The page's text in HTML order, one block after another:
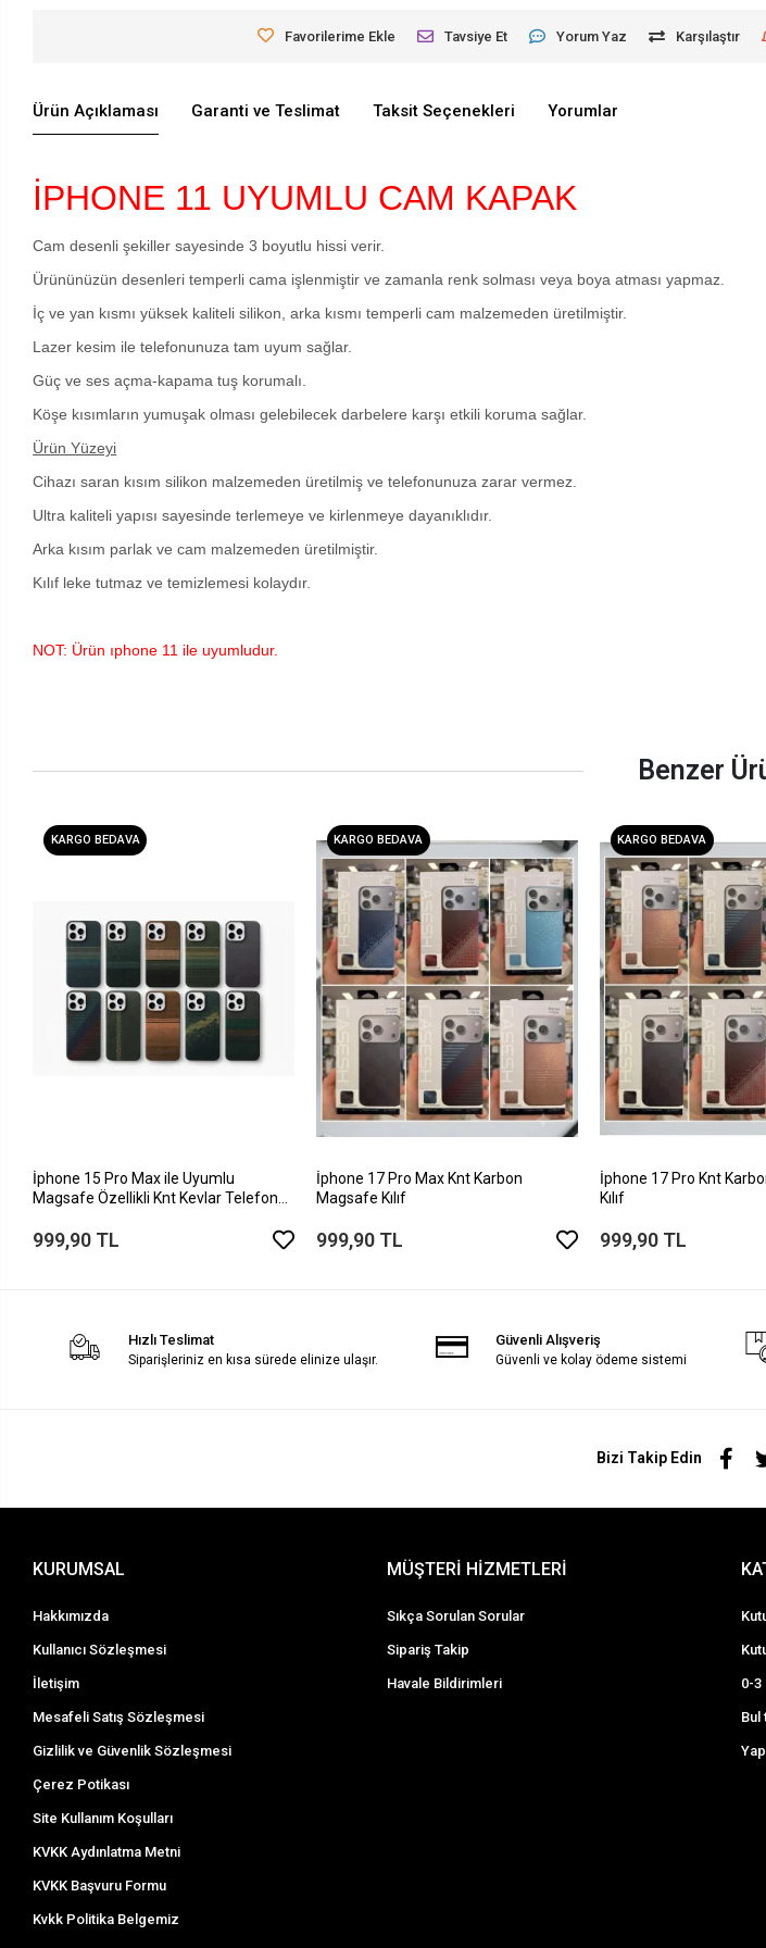
Favorilerime Ekle Tavsiye Et Yorum Yaz Karşılaştır
Ürün Açıklaması Garanti ve Teslimat Taksit Seçenekleri Yorumlar
İPHONE 11 UYUMLU CAM KAPAK
Cam desenli şekiller sayesinde 3 boyutlu hissi verir.
Ürününüzün desenleri temperli cama işlenmiştir ve zamanla renk solması veya boya atması yapmaz.
İç ve yan kısmı yüksek kaliteli silikon, arka kısmı temperli cam malzemeden üretilmiştir.
Lazer kesim ile telefonunuza tam uyum sağlar.
Güç ve ses açma-kapama tuş korumalı.
Köşe kısımların yumuşak olması gelebilecek darbelere karşı etkili koruma sağlar.
Ürün Yüzeyi
Cihazı saran kısım silikon malzemeden üretilmiş ve telefonunuza zarar vermez.
Ultra kaliteli yapısı sayesinde terlemeye ve kirlenmeye dayanıklıdır.
Arka kısım parlak ve cam malzemeden üretilmiştir.
Kılıf leke tutmaz ve temizlemesi kolaydır.
NOT: Ürün ıphone 11 ile uyumludur.
Benzer
KARGO BEDAVA
İphone 15 Pro Max ile Uyumlu
Magsafe Özellikli Knt Kevlar Telefon
999,90 TL
KARGO BEDAVA
İphone 17 Pro Max Knt Karbon
Magsafe Kılıf
999,90 TL
KARGO BEDAVA
İphone 17 Pro Knt
Kılıf
999,90 TL
Hızlı Teslimat
Siparişleriniz en kısa sürede elinize ulaşır.
Güvenli Alışveriş
Güvenli ve kolay ödeme sistemi
Bizi Takip Edin
KURUMSAL
Hakkımızda
Kullanıcı Sözleşmesi
İletişim
Mesafeli Satış Sözleşmesi
Gizlilik ve Güvenlik Sözleşmesi
Çerez Potikası
Site Kullanım Koşulları
KVKK Aydınlatma Metni
KVKK Başvuru Formu
Kvkk Politika Belgemiz
MÜŞTERİ HİZMETLERİ
Sıkça Sorulan Sorular
Sipariş Takip
Havale Bildirimleri 0-3
Bul